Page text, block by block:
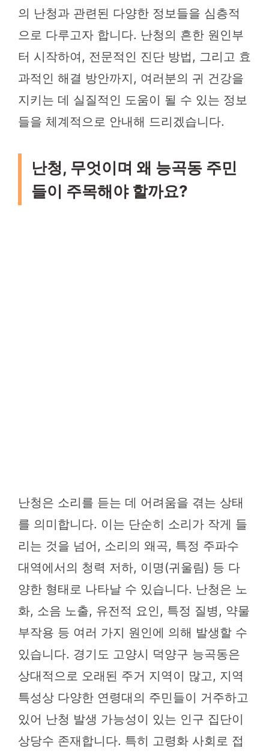
의 난청과 관련된 다양한 정보들을 심층적
으로 다루고자 합니다. 난청의 흔한 원인부
터 시작하여, 전문적인 진단 방법, 그리고 효
과적인 해결 방안까지, 여러분의 귀 건강을
지키는 데 실질적인 도움이 될 수 있는 정보
들을 체계적으로 안내해 드리겠습니다.
난청, 무엇이며 왜 능곡동 주민
들이 주목해야 할까요?
난청은 소리를 듣는 데 어려움을 겪는 상태
를 의미합니다. 이는 단순히 소리가 작게 들
리는 것을 넘어, 소리의 왜곡, 특정 주파수
대역에서의 청력 저하, 이명(귀울림) 등 다
양한 형태로 나타날 수 있습니다. 난청은 노
화, 소음 노출, 유전적 요인, 특정 질병, 약물
부작용 등 여러 가지 원인에 의해 발생할 수
있습니다. 경기도 고양시 덕양구 능곡동은
상대적으로 오래된 주거 지역이 많고, 지역
특성상 다양한 연령대의 주민들이 거주하고
있어 난청 발생 가능성이 있는 인구 집단이
상당수 존재합니다. 특히 고령화 사회로 접